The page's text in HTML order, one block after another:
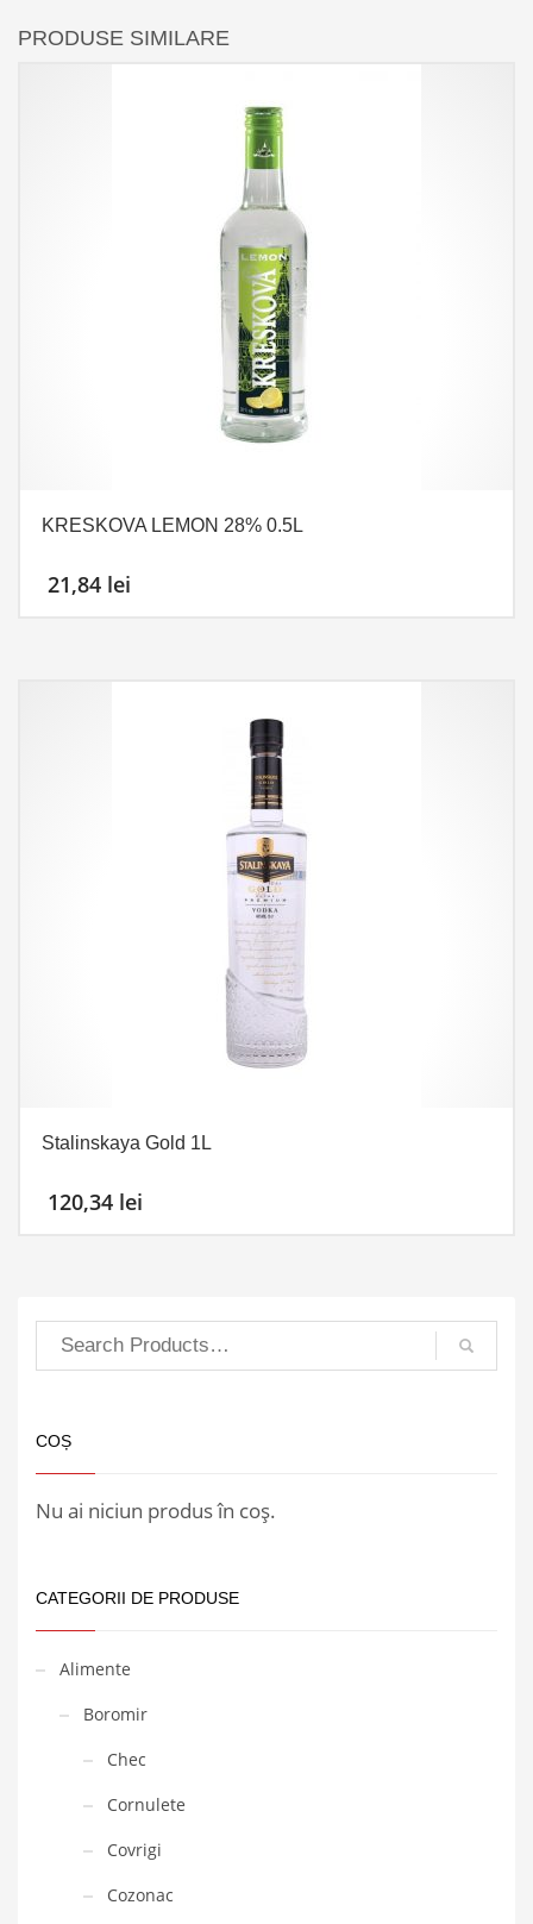
PRODUSE SIMILARE
KRESKOVA LEMON 28% 0.5L
21,84 lei
Stalinskaya Gold 1L
120,34 lei
COȘ
Nu ai niciun produs în coș.
CATEGORII DE PRODUSE
Alimente
Boromir
Chec
Cornulete
Covrigi
Cozonac